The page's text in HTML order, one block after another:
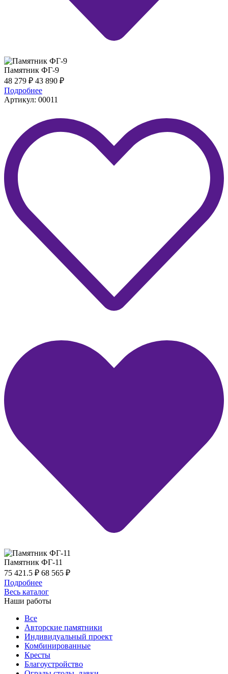
Памятник ФГ-9
48 279 ₽ 43 890 ₽
Подробнее
Артикул: 00011
Памятник ФГ-11
75 421.5 ₽ 68 565 ₽
Подробнее
Весь каталог
Наши работы
Все
Авторские памятники
Индивидуальный проект
Комбинированные
Кресты
Благоустройство